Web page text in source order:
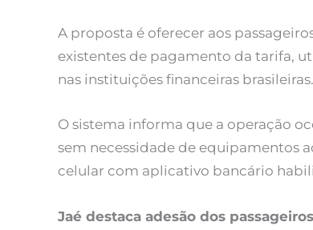
A proposta é oferecer aos
existentes de pagamento da tarifa,
nas instituições financeiras brasileiras.
O sistema informa que a operação
sem necessidade de equipamentos
celular com aplicativo bancário
Jaé destaca adesão dos passageiros